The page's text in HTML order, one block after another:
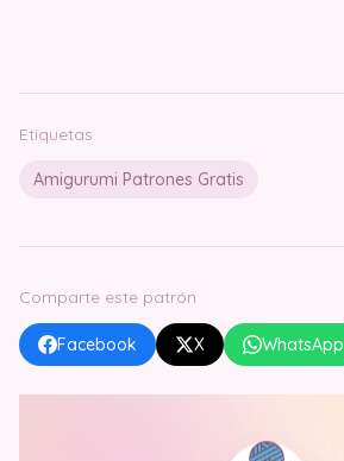
Etiquetas
Amigurumi Patrones Gratis
Comparte este patrón
Facebook X WhatsApp